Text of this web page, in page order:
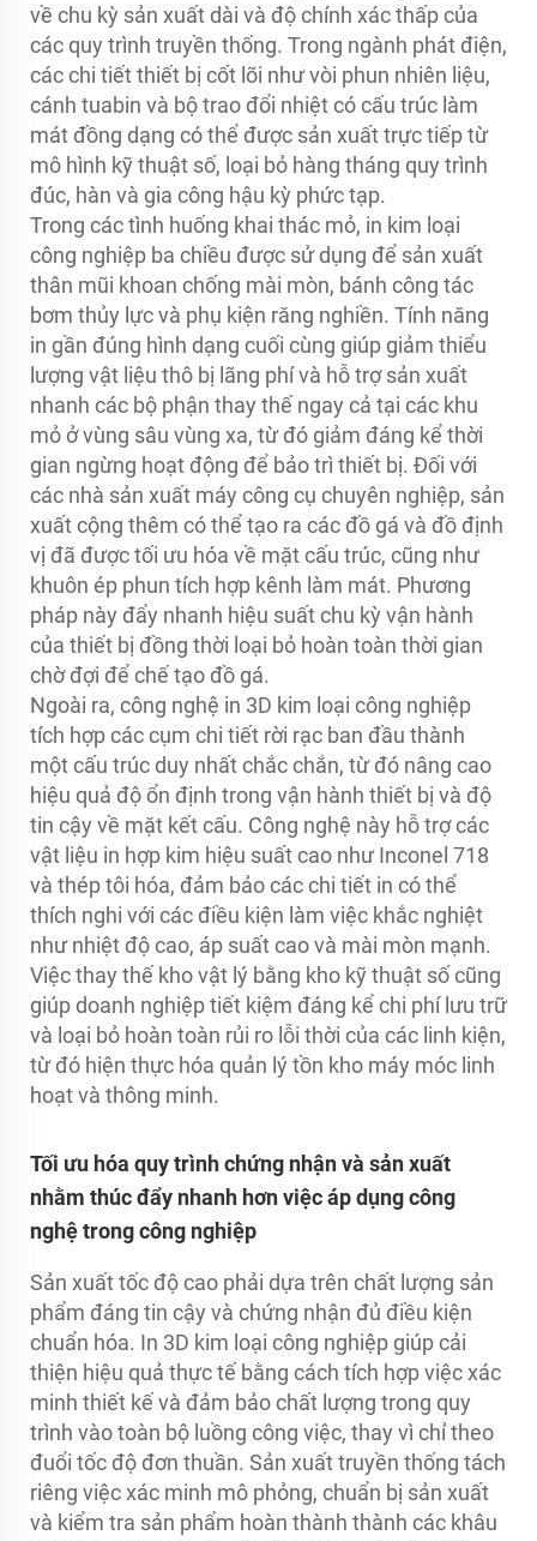
về chu kỳ sản xuất dài và độ chính xác thấp của
các quy trình truyền thống. Trong ngành phát điện,
các chi tiết thiết bị cốt lõi như vòi phun nhiên liệu,
cánh tuabin và bộ trao đổi nhiệt có cấu trúc làm
mát đồng dạng có thể được sản xuất trực tiếp từ
mô hình kỹ thuật số, loại bỏ hàng tháng quy trình
đúc, hàn và gia công hậu kỳ phức tạp.
Trong các tình huống khai thác mỏ, in kim loại
công nghiệp ba chiều được sử dụng để sản xuất
thân mũi khoan chống mài mòn, bánh công tác
bơm thủy lực và phụ kiện răng nghiền. Tính năng
in gần đúng hình dạng cuối cùng giúp giảm thiểu
lượng vật liệu thô bị lãng phí và hỗ trợ sản xuất
nhanh các bộ phận thay thế ngay cả tại các khu
mỏ ở vùng sâu vùng xa, từ đó giảm đáng kể thời
gian ngừng hoạt động để bảo trì thiết bị. Đối với
các nhà sản xuất máy công cụ chuyên nghiệp, sản
xuất cộng thêm có thể tạo ra các đồ gá và đồ định
vị đã được tối ưu hóa về mặt cấu trúc, cũng như
khuôn ép phun tích hợp kênh làm mát. Phương
pháp này đẩy nhanh hiệu suất chu kỳ vận hành
của thiết bị đồng thời loại bỏ hoàn toàn thời gian
chờ đợi để chế tạo đồ gá.
Ngoài ra, công nghệ in 3D kim loại công nghiệp
tích hợp các cụm chi tiết rời rạc ban đầu thành
một cấu trúc duy nhất chắc chắn, từ đó nâng cao
hiệu quả độ ổn định trong vận hành thiết bị và độ
tin cậy về mặt kết cấu. Công nghệ này hỗ trợ các
vật liệu in hợp kim hiệu suất cao như Inconel 718
và thép tôi hóa, đảm bảo các chi tiết in có thể
thích nghi với các điều kiện làm việc khắc nghiệt
như nhiệt độ cao, áp suất cao và mài mòn mạnh.
Việc thay thế kho vật lý bằng kho kỹ thuật số cũng
giúp doanh nghiệp tiết kiệm đáng kể chi phí lưu trữ
và loại bỏ hoàn toàn rủi ro lỗi thời của các linh kiện,
từ đó hiện thực hóa quản lý tồn kho máy móc linh
hoạt và thông minh.
Tối ưu hóa quy trình chứng nhận và sản xuất
nhằm thúc đẩy nhanh hơn việc áp dụng công
nghệ trong công nghiệp
Sản xuất tốc độ cao phải dựa trên chất lượng sản
phẩm đáng tin cậy và chứng nhận đủ điều kiện
chuẩn hóa. In 3D kim loại công nghiệp giúp cải
thiện hiệu quả thực tế bằng cách tích hợp việc xác
minh thiết kế và đảm bảo chất lượng trong quy
trình vào toàn bộ luồng công việc, thay vì chỉ theo
đuổi tốc độ đơn thuần. Sản xuất truyền thống tách
riêng việc xác minh mô phỏng, chuẩn bị sản xuất
và kiểm tra sản phẩm hoàn thành thành các khâu